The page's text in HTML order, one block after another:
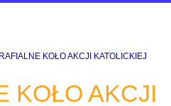
KOŁO AKCJI KATOLICKIEJ
KOŁO AKCJI